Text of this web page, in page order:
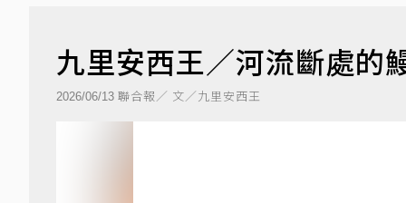
九里安西王／河流斷處的
2026/06/13 聯合報／ 文／九里安西王